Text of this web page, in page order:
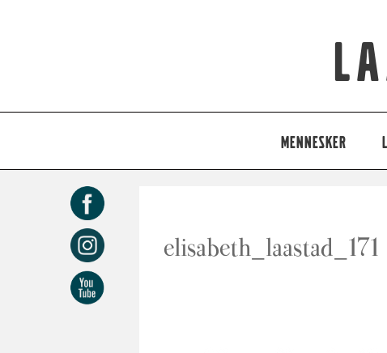
MENNESKER
elisabeth_laastad_171